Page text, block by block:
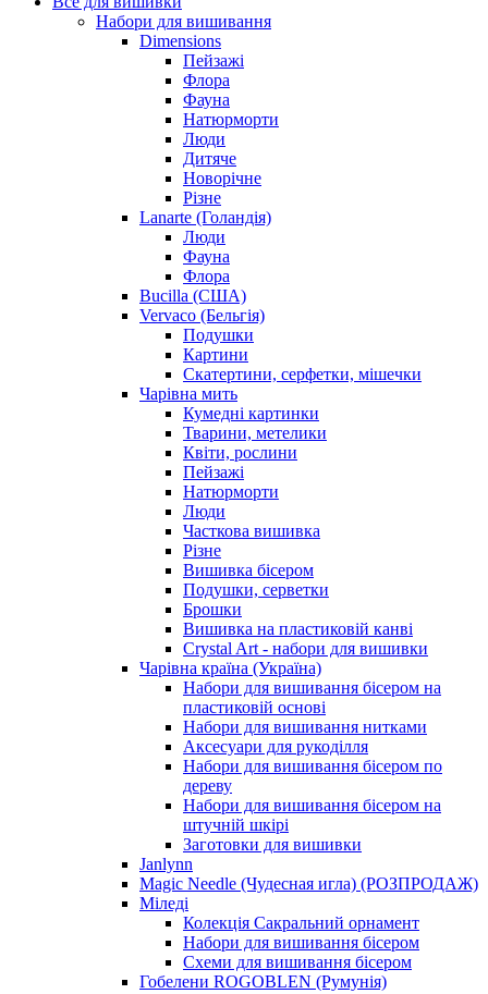
Набори для вишивання
Dimensions
Пейзажі
Флора
Фауна
Натюрморти
Люди
Дитяче
Новорічне
Різне
Lanarte (Голандія)
Люди
Фауна
Флора
Bucilla (США)
Vervaco (Бельгія)
Подушки
Картини
Скатертини, серфетки, мішечки
Чарiвна мить
Кумедні картинки
Тварини, метелики
Квіти, рослини
Пейзажі
Натюрморти
Люди
Часткова вишивка
Різне
Вишивка бісером
Подушки, серветки
Брошки
Вишивка на пластиковій канві
Crystal Art - набори для вишивки
Чарівна країна (Україна)
Набори для вишивання бісером на
пластиковій основі
Набори для вишивання нитками
Аксесуари для рукоділля
Набори для вишивання бісером по
дереву
Набори для вишивання бісером на
штучній шкірі
Заготовки для вишивки
Janlynn
Magic Needle (Чудесная игла) (РОЗПРОДАЖ)
Міледі
Колекція Сакральний орнамент
Набори для вишивання бісером
Схеми для вишивання бісером
Гобелени ROGOBLEN (Румунія)